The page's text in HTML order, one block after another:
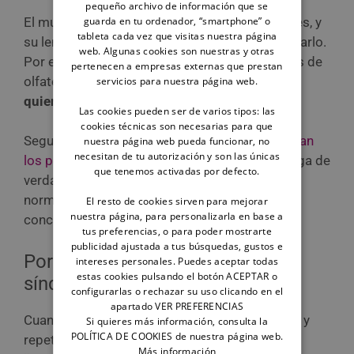
El mundo de los perros es un universo de olores, y
su lengua es la mejor aliada a la hora de explorarlo.
Por eso, muchas veces lamen el suelo después de
olfatear porquehan olido algo interesante y
quieren captar más información.
Seguramente no sea uno de losolores que odian
los perros, sino algún aroma dulce que le atraiga de
verdad. Este comportamiento es totalmente
normal si ocurre de forma puntual y en lugares
concretos donde hayolores recientes.
Por manía o costumbre: El
síndrome de pica
Cuando lamer el suelo se vuelve algo obsesivo y
repetitivo, podríamos estar ante una conducta
pequeño archivo de información que se
guarda en tu ordenador, “smartphone” o
tableta cada vez que visitas nuestra página
web. Algunas cookies son nuestras y otras
pertenecen a empresas externas que prestan
servicios para nuestra página web.
Las cookies pueden ser de varios tipos: las
cookies técnicas son necesarias para que
nuestra página web pueda funcionar, no
necesitan de tu autorización y son las únicas
que tenemos activadas por defecto.
El resto de cookies sirven para mejorar
nuestra página, para personalizarla en base a
tus preferencias, o para poder mostrarte
publicidad ajustada a tus búsquedas, gustos e
intereses personales. Puedes aceptar todas
estas cookies pulsando el botón ACEPTAR o
configurarlas o rechazar su uso clicando en el
apartado VER PREFERENCIAS
Si quieres más información, consulta la
POLÍTICA DE COOKIES de nuestra página web.
Más información